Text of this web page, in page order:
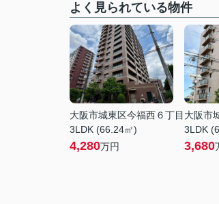
よく見られている物件
大阪市城東区今福西６丁目
3LDK (66.24㎡)
4,280万円
大阪市
3LDK
3,680